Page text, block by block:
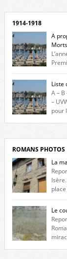
1914-1918
A
biographique veut
France durant ce
constituée des
l’Hôtel de Ville, du
Liste
A – B
–
pour
ROMANS PHOTOS
La
maison construite
fenêtres jumelles à
niche qui contient
Le